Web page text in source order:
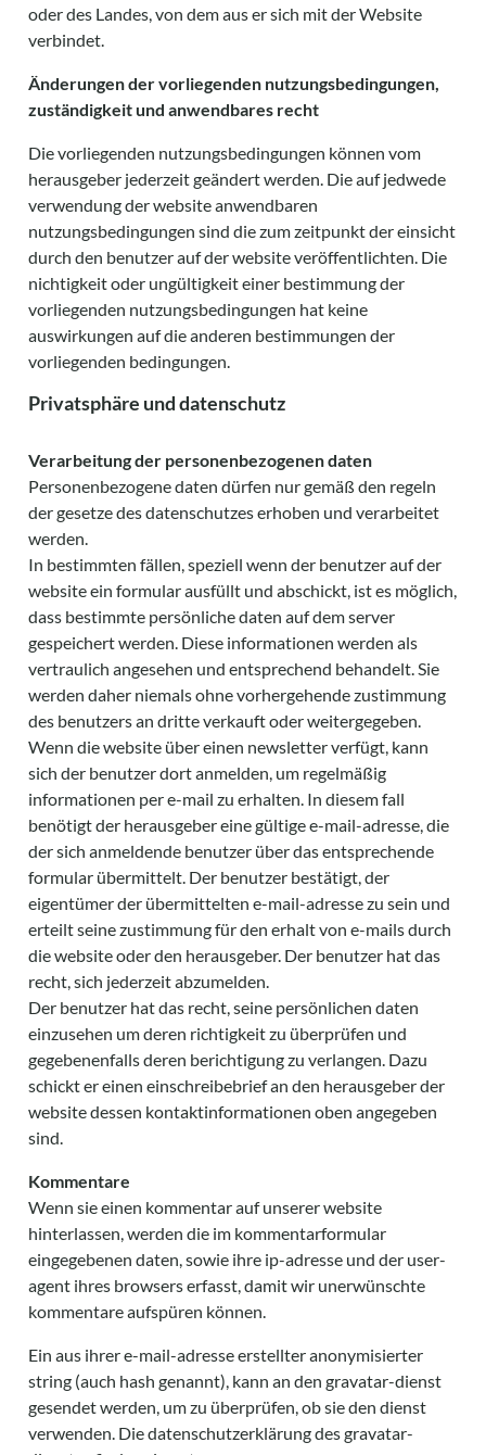
oder des Landes, von dem aus er sich mit der Website
verbindet.
Änderungen der vorliegenden nutzungsbedingungen,
zuständigkeit und anwendbares recht
Die vorliegenden nutzungsbedingungen können vom
herausgeber jederzeit geändert werden. Die auf jedwede
verwendung der website anwendbaren
nutzungsbedingungen sind die zum zeitpunkt der einsicht
durch den benutzer auf der website veröffentlichten. Die
nichtigkeit oder ungültigkeit einer bestimmung der
vorliegenden nutzungsbedingungen hat keine
auswirkungen auf die anderen bestimmungen der
vorliegenden bedingungen.
Privatsphäre und datenschutz
Verarbeitung der personenbezogenen daten
Personenbezogene daten dürfen nur gemäß den regeln
der gesetze des datenschutzes erhoben und verarbeitet
werden.
In bestimmten fällen, speziell wenn der benutzer auf der
website ein formular ausfüllt und abschickt, ist es möglich,
dass bestimmte persönliche daten auf dem server
gespeichert werden. Diese informationen werden als
vertraulich angesehen und entsprechend behandelt. Sie
werden daher niemals ohne vorhergehende zustimmung
des benutzers an dritte verkauft oder weitergegeben.
Wenn die website über einen newsletter verfügt, kann
sich der benutzer dort anmelden, um regelmäßig
informationen per e-mail zu erhalten. In diesem fall
benötigt der herausgeber eine gültige e-mail-adresse, die
der sich anmeldende benutzer über das entsprechende
formular übermittelt. Der benutzer bestätigt, der
eigentümer der übermittelten e-mail-adresse zu sein und
erteilt seine zustimmung für den erhalt von e-mails durch
die website oder den herausgeber. Der benutzer hat das
recht, sich jederzeit abzumelden.
Der benutzer hat das recht, seine persönlichen daten
einzusehen um deren richtigkeit zu überprüfen und
gegebenenfalls deren berichtigung zu verlangen. Dazu
schickt er einen einschreibebrief an den herausgeber der
website dessen kontaktinformationen oben angegeben
sind.
Kommentare
Wenn sie einen kommentar auf unserer website
hinterlassen, werden die im kommentarformular
eingegebenen daten, sowie ihre ip-adresse und der user-
agent ihres browsers erfasst, damit wir unerwünschte
kommentare aufspüren können.
Ein aus ihrer e-mail-adresse erstellter anonymisierter
string (auch hash genannt), kann an den gravatar-dienst
gesendet werden, um zu überprüfen, ob sie den dienst
verwenden. Die datenschutzerklärung des gravatar-